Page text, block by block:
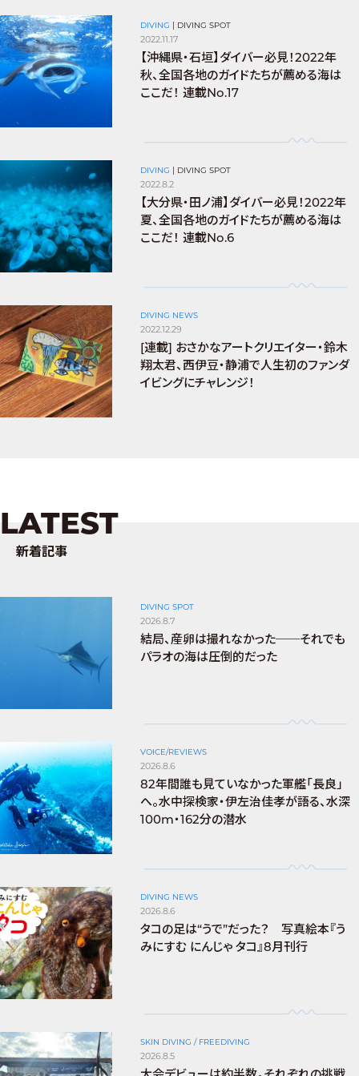
DIVING | DIVING SPOT
2022.11.17
【沖縄県・石垣】ダイバー必見！2022年
秋、全国各地のガイドたちが薦める海は
ここだ！ 連載No.17
DIVING | DIVING SPOT
2022.8.2
【大分県・田ノ浦】ダイバー必見！2022年
夏、全国各地のガイドたちが薦める海は
ここだ！ 連載No.6
DIVING NEWS
2022.12.29
[連載] おさかなアートクリエイター・鈴木
翔太君、西伊豆・静浦で人生初のファンダ
イビングにチャレンジ！
LATEST
新着記事
DIVING SPOT
2026.8.7
結局、産卵は撮れなかった──それでも
パラオの海は圧倒的だった
VOICE/REVIEWS
2026.8.6
82年間誰も見ていなかった軍艦「長良」
へ。水中探検家・伊左治佳孝が語る、水深
100m・162分の潜水
DIVING NEWS
2026.8.6
タコの足は“うで”だった？ 写真絵本『う
みにすむ にんじゃ タコ』8月刊行
SKIN DIVING / FREEDIVING
2026.8.5